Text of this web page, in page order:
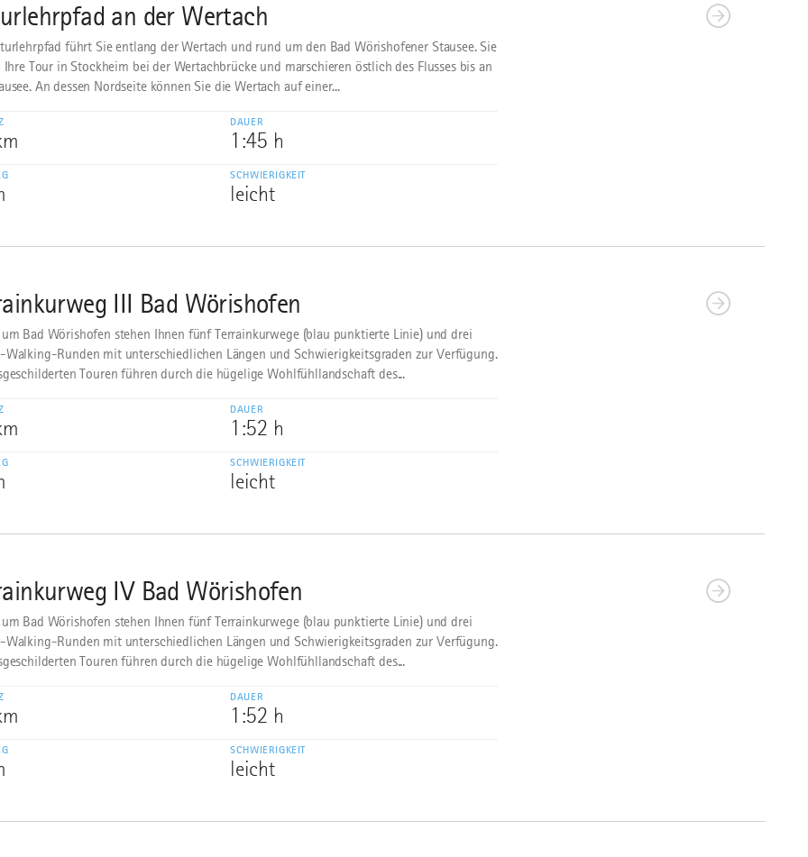
an der Wertach
führt Sie entlang der Wertach und rund um den Bad Wörishofener Stausee. Sie
Ihre Tour in Stockheim bei der Wertachbrücke und marschieren östlich des Flusses bis an
An dessen Nordseite können Sie die Wertach auf einer...
DAUER
1:45 h
SCHWIERIGKEIT
leicht
III Bad Wörishofen
Bad Wörishofen stehen Ihnen fünf Terrainkurwege (blau punktierte Linie) und drei
Walking-Runden mit unterschiedlichen Längen und Schwierigkeitsgraden zur Verfügung.
Touren führen durch die hügelige Wohlfühllandschaft des...
DAUER
1:52 h
SCHWIERIGKEIT
leicht
IV Bad Wörishofen
Bad Wörishofen stehen Ihnen fünf Terrainkurwege (blau punktierte Linie) und drei
Walking-Runden mit unterschiedlichen Längen und Schwierigkeitsgraden zur Verfügung.
Touren führen durch die hügelige Wohlfühllandschaft des...
DAUER
1:52 h
SCHWIERIGKEIT
leicht